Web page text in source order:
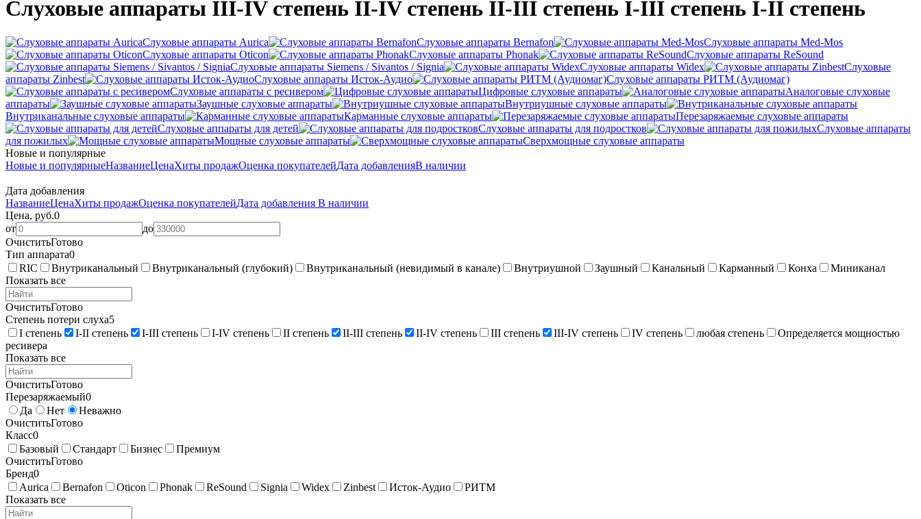
Слуховые аппараты III-IV степень II-IV степень II-III степень I-III степень I-II степень
Слуховые аппараты Aurica Слуховые аппараты Bernafon
Слуховые аппараты Med-Mos
Слуховые аппараты Oticon
Слуховые аппараты Phonak
Слуховые аппараты ReSound
Слуховые аппараты Siemens / Sivantos / Signia
Слуховые аппараты Widex
Слуховые
аппараты Zinbest
Слуховые аппараты Исток-Аудио
Слуховые аппараты РИТМ (Аудиомаг)
Слуховые аппараты с ресивером
Цифровые слуховые аппараты
Аналоговые слуховые
аппараты
Заушные слуховые аппараты
Внутриушные слуховые аппараты
Внутриканальные слуховые аппараты
Карманные слуховые аппараты
Перезаряжаемые слуховые аппараты
Слуховые аппараты для детей
Слуховые аппараты для подростков
Слуховые аппараты
для пожилых
Мощные слуховые аппараты
Сверхмощные слуховые аппараты
Новые и популярные
Новые и популярныеНазваниеЦенаХиты продажОценка покупателейДата добавленияВ наличии
Дата добавления
НазваниеЦенаХиты продажОценка покупателейДата добавления В наличии
Цена, руб.0
от
до
ОчиститьГотово
Тип аппарата0
RIC
Внутриканальный Внутриканальный (глубокий) Внутриканальный (невидимый в канале) Внутриушной Заушный Канальный Карманный Конха
Миниканал
Показать все
ОчиститьГотово
Степень потери слуха5
I степень
I-II степень I-III степень I-IV степень II степень II-III степень II-IV степень III степень III-IV степень IV степень любая степень
Определяется мощностью
ресивера
Показать все
ОчиститьГотово
Перезаряжаемый0
Да
Нет
Неважно
ОчиститьГотово
Класс0
Базовый
Стандарт Бизнес
Премиум
ОчиститьГотово
Бренд0
Aurica
Bernafon Oticon Phonak ReSound Signia Widex Zinbest Исток-Аудио
РИТМ
Показать все